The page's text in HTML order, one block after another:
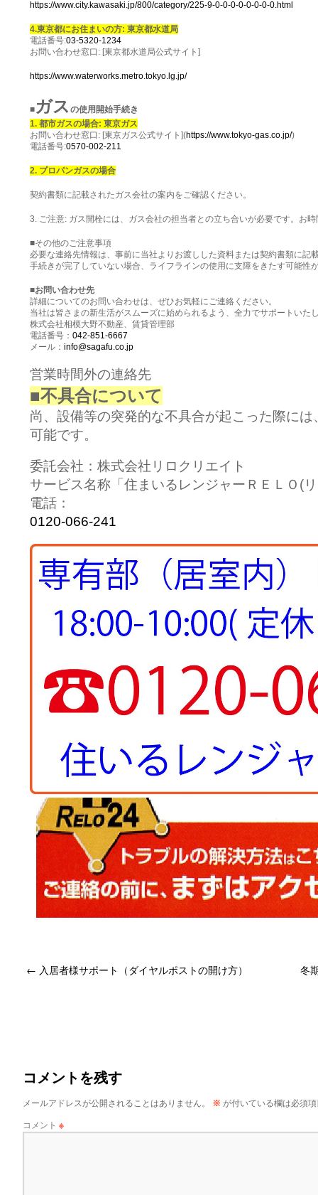
https://www.city.kawasaki.jp/800/category/225-9-0-0-0-0-0-0-0-0.html
4.東京都にお住まいの方: 東京都水道局
電話番号:03-5320-1234
お問い合わせ窓口: [東京都水道局公式サイト]
https://www.waterworks.metro.tokyo.lg.jp/
■ ガス の使用開始手続き
1. 都市ガスの場合: 東京ガス
お問い合わせ窓口: [東京ガス公式サイト](https://www.tokyo-gas.co.jp/)
電話番号:0570-002-211
2. プロパンガスの場合
契約書類に記載されたガス会社の案内をご確認ください。
3. ご注意: ガス開栓には、ガス会社の担当者との立ち合いが必要です。お
■その他のご注意事項
必要な連絡先情報は、事前に当社よりお渡しした資料または契約書類に記
手続きが完了していない場合、ライフラインの使用に支障をきたす可能性
■お問い合わせ先
詳細についてのお問い合わせは、ぜひお気軽にご連絡ください。
当社は皆さまの新生活がスムーズに始められるよう、全力でサポートいた
株式会社相模大野不動産、賃貸管理部
電話番号： 042-851-6667
メール： info@sagafu.co.jp
営業時間外の連絡先
■不具合について
尚、設備等の突発的な不具合が起こった際には
可能です。
委託会社：株式会社リロクリエイト
サービス名称「住まいるレンジャーＲＥＬＯ(
電話：
0120-066-241
← 入居者様サポート（ダイヤルポストの開け方） 冬
コメントを残す
メールアドレスが公開されることはありません。 ※ が付いている欄は必須
コメント ※